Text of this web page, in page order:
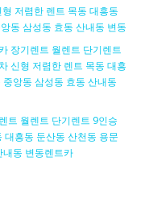
저렴한 렌트 목동 대흥동
동 삼성동 효동 산내동 변동
장기렌트 월렌트 단기렌트
신형 저렴한 렌트 목동 대흥
앙동 삼성동 효동 산내동
트 월렌트 단기렌트 9인승
흥동 둔산동 산천동 용문
동 변동렌트카